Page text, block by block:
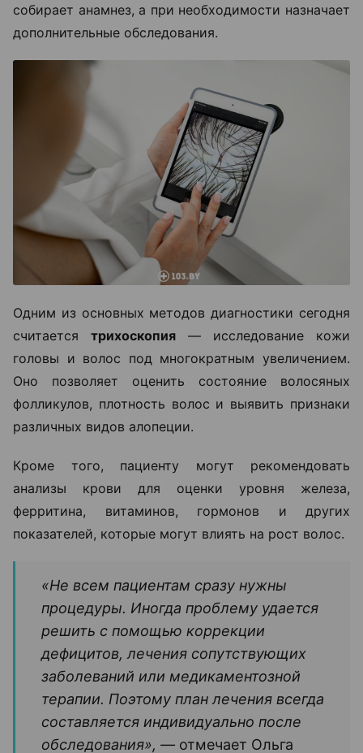
собирает анамнез, а при необходимости назначает
дополнительные обследования.
Одним из основных методов диагностики сегодня
считается трихоскопия — исследование кожи
головы и волос под многократным увеличением.
Оно позволяет оценить состояние волосяных
фолликулов, плотность волос и выявить признаки
различных видов алопеции.
Кроме того, пациенту могут рекомендовать
анализы крови для оценки уровня железа,
ферритина, витаминов, гормонов и других
показателей, которые могут влиять на рост волос.
«Не всем пациентам сразу нужны
процедуры. Иногда проблему удается
решить с помощью коррекции
дефицитов, лечения сопутствующих
заболеваний или медикаментозной
терапии. Поэтому план лечения всегда
составляется индивидуально после
обследования», — отмечает Ольга